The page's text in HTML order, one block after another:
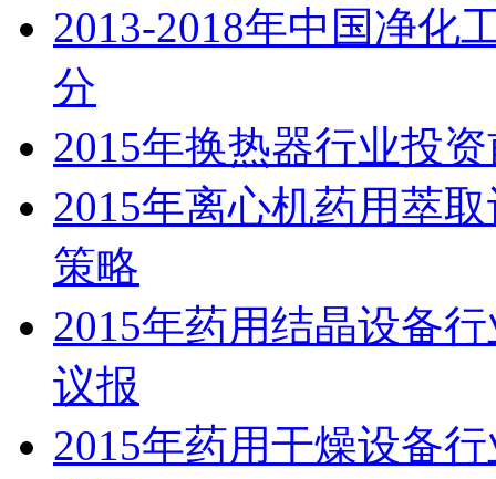
2013-2018年中国净化
分
2015年换热器行业投
2015年离心机药用萃
策略
2015年药用结晶设备
议报
2015年药用干燥设备